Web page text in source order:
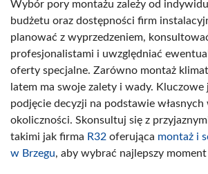
Wybór pory montażu zależy od
budżetu oraz dostępności firm
planować z wyprzedzeniem,
profesjonalistami i uwzględniać
oferty specjalne. Zarówno montaż
latem ma swoje zalety i wady. Kluczowe
podjęcie decyzji na podstawie własnych
okoliczności. Skonsultuj się z
takimi jak firma R32 oferująca montaż i
w Brzegu, aby wybrać najlepszy